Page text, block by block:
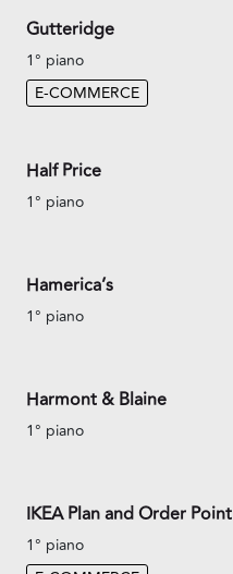
Gutteridge
1° piano
E-COMMERCE
Half Price
1° piano
Hamerica’s
1° piano
Harmont & Blaine
1° piano
IKEA Plan and Order Point
1° piano